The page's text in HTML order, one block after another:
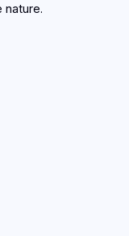
nature.